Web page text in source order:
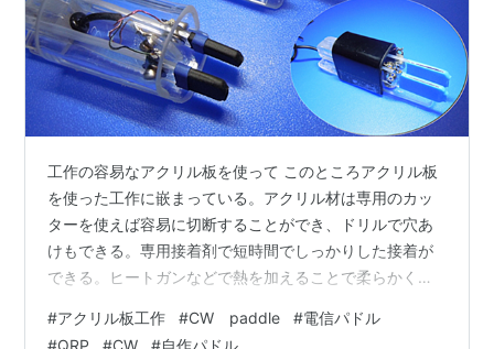
工作の容易なアクリル板を使って このところアクリル板
を使った工作に嵌まっている。アクリル材は専用のカッ
ターを使えば容易に切断することができ、ドリルで穴あ
けもできる。専用接着剤で短時間でしっかりした接着が
できる。ヒートガンなどで熱を加えることで柔らかくな
とをすぐに試せるのだ。 弱点としては素材が柔らかいた
#アクリル板工作 #CW paddle #電信パドル
#QRP #CW #自作パドル